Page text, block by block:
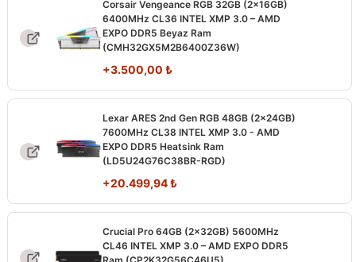
Corsair Vengeance RGB 32GB (2x16GB)
6400MHz CL36 INTEL XMP 3.0 – AMD
EXPO DDR5 Beyaz Ram
(CMH32GX5M2B6400Z36W)
+3.500,00 ₺
Lexar ARES 2nd Gen RGB 48GB (2x24GB)
7600MHz CL38 INTEL XMP 3.0 - AMD
EXPO DDR5 Heatsink Ram
(LD5U24G76C38BR-RGD)
+20.499,94₺
Crucial Pro 64GB (2x32GB) 5600MHz
CL46 INTEL XMP 3.0 – AMD EXPO DDR5